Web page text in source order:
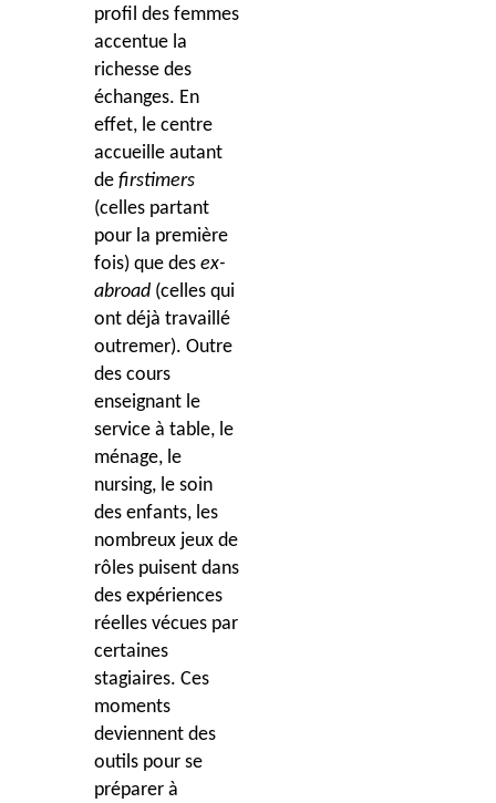
profil des femmes
accentue la
richesse des
échanges. En
effet, le centre
accueille autant
de firstimers
(celles partant
pour la première
fois) que des ex-
abroad (celles qui
ont déjà travaillé
outremer). Outre
des cours
enseignant le
service à table, le
ménage, le
nursing, le soin
des enfants, les
nombreux jeux de
rôles puisent dans
des expériences
réelles vécues par
certaines
stagiaires. Ces
moments
deviennent des
outils pour se
préparer à